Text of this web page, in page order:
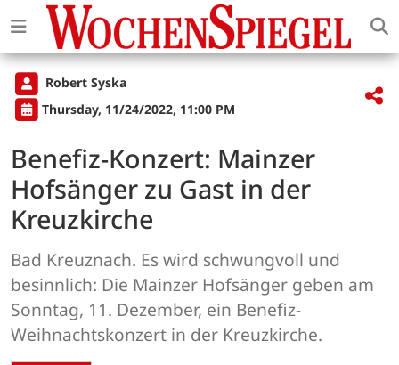
Robert Syska
Thursday, 11/24/2022, 11:00 PM
Benefiz-Konzert: Mainzer
Hofsänger zu Gast in der
Kreuzkirche
Bad Kreuznach. Es wird schwungvoll und
besinnlich: Die Mainzer Hofsänger geben am
Sonntag, 11. Dezember, ein Benefiz-
Weihnachtskonzert in der Kreuzkirche.